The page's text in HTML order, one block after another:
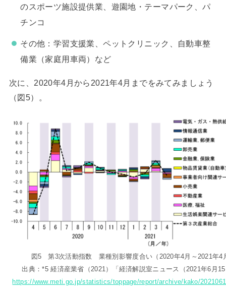
のスポーツ施設提供業、遊園地・テーマパーク、パ
チンコ
その他：学習支援業、ペットクリニック、自動車整
備業（家庭用車両）など
次に、2020年4月から2021年4月までをみてみましょう
（図5）。
図5 第3次活動指数 業種別影響度合い（2020年4月～2021年4
出典：*5 経済産業省（2021）「経済解説室ニュース（2021年6月
https://www.meti.go.jp/statistics/toppage/report/archive/kako/